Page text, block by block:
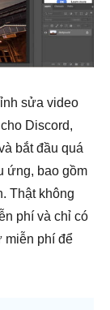
sửa video
Discord,
bắt đầu quá
ứng, bao gồm
Thật không
phí và chỉ có
miễn phí để